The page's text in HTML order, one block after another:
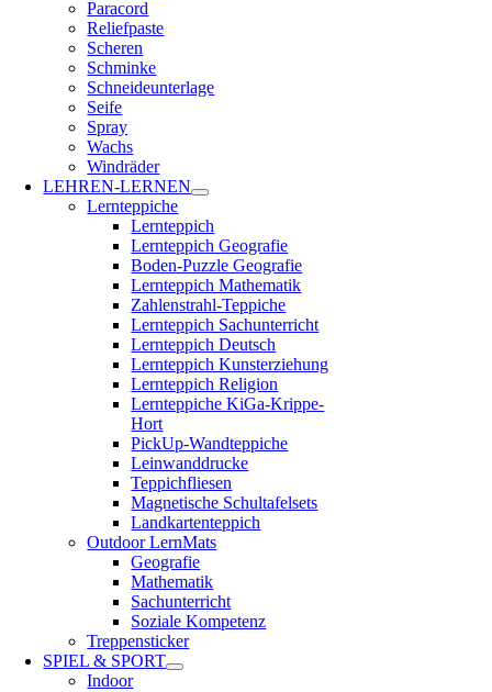
Paracord
Reliefpaste
Scheren
Schminke
Schneideunterlage
Seife
Spray
Wachs
Windräder
LEHREN-LERNEN
Lernteppiche
Lernteppich
Lernteppich Geografie
Boden-Puzzle Geografie
Lernteppich Mathematik
Zahlenstrahl-Teppiche
Lernteppich Sachunterricht
Lernteppich Deutsch
Lernteppich Kunsterziehung
Lernteppich Religion
Lernteppiche KiGa-Krippe-
Hort
PickUp-Wandteppiche
Leinwanddrucke
Teppichfliesen
Magnetische Schultafelsets
Landkartenteppich
Outdoor LernMats
Geografie
Mathematik
Sachunterricht
Soziale Kompetenz
Treppensticker
SPIEL & SPORT
Indoor